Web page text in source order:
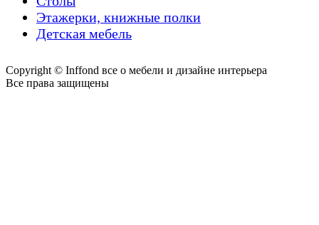
Этажерки, книжные полки
Детская мебель
Copyright © Inffond все о мебели и дизайне интерьера
Все права защищены